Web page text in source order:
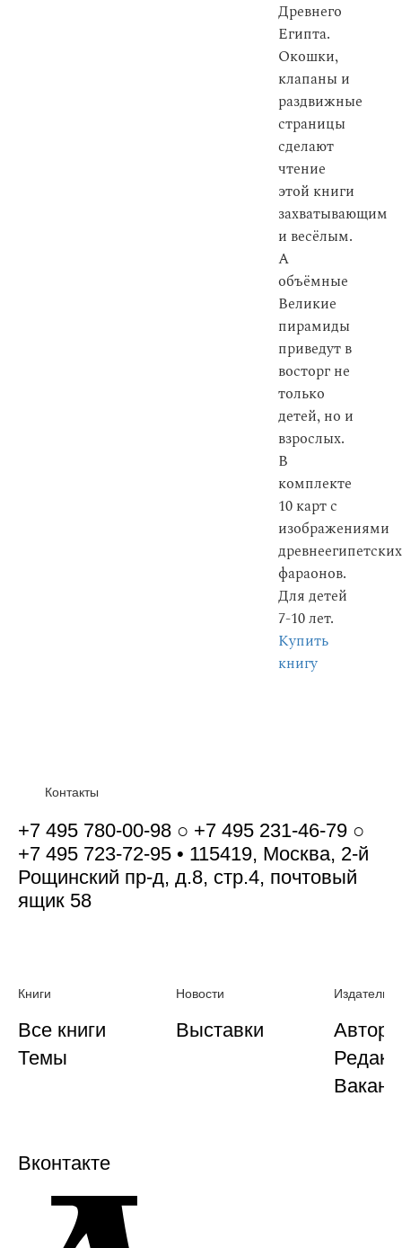
Древнего
Египта.
Окошки,
клапаны и
раздвижные
страницы
сделают
чтение
этой книги
захватывающим
и весёлым.
А
объёмные
Великие
пирамиды
приведут в
восторг не
только
детей, но и
взрослых.
В
комплекте
10 карт с
изображениями
древнеегипетских
фараонов.
Для детей
7-10 лет.
Купить
книгу
Контакты
+7 495 780-00-98 ○ +7 495 231-46-79 ○
+7 495 723-72-95 • 115419, Москва, 2-й
Рощинский пр-д, д.8, стр.4, почтовый
ящик 58
Книги
Все книги
Темы
Новости
Выставки
Вконтакте